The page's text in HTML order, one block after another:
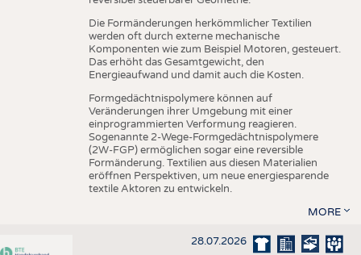
Die Formänderungen herkömmlicher Textilien
werden oft durch externe mechanische
Komponenten wie zum Beispiel Motoren, gesteuert.
Das erhöht das Gesamtgewicht, den
Energieaufwand und damit auch die Kosten.
Formgedächtnispolymere können auf
Veränderungen ihrer Umgebung mit einer
einprogrammierten Verformung reagieren.
Sogenannte 2-Wege-Formgedächtnispolymere
(2W-FGP) ermöglichen sogar eine reversible
Formänderung. Textilien aus diesen Materialien
eröffnen Perspektiven, um neue energiesparende
textile Aktoren zu entwickeln.
MORE
28.07.2026